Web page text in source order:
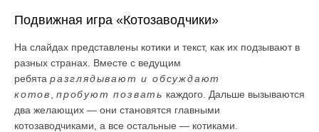
Подвижная игра «Котозаводчики»
На слайдах представлены котики и текст, как их подзывают в
разных странах. Вместе с ведущим
ребята разглядывают и обсуждают
котов
пробуют позвать каждого. Дальше вызываются
два желающих — они становятся главными
котозаводчиками, а все остальные — котиками.